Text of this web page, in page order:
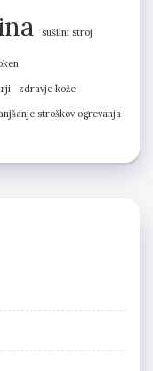
sušilni stroj
zdravje kože
stroškov ogrevanja